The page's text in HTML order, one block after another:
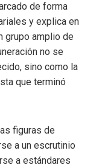
de forma
y explica en
grupo amplio de
no se
sino como la
que terminó
figuras de
a un escrutinio
a estándares